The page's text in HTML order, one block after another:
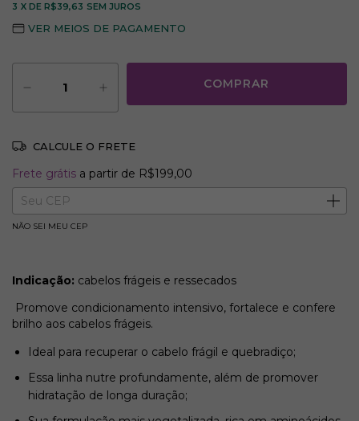
3 X DE R$39,63 SEM JUROS
VER MEIOS DE PAGAMENTO
CALCULE O FRETE
Frete grátis R$199,00
Entregas para o CEP: ALTERAR CEP
Frete grátis a partir de R$199,00
NÃO SEI MEU CEP
Indicação: cabelos frágeis e ressecados
Promove condicionamento intensivo, fortalece e confere
brilho aos cabelos frágeis.
Ideal para recuperar o cabelo frágil e quebradiço;
Essa linha nutre profundamente, além de promover
hidratação de longa duração;